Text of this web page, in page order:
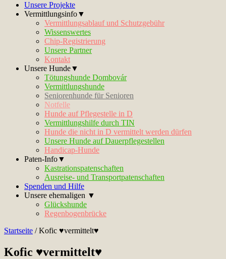
Unsere Projekte
Vermittlungsinfo▼
Vermittlungsablauf und Schutzgebühr
Wissenswertes
Chip-Registrierung
Unsere Partner
Kontakt
Unsere Hunde▼
Tötungshunde Dombovár
Vermittlungshunde
Seniorenhunde für Senioren
Notfelle
Hunde auf Pflegestelle in D
Vermittlungshilfe durch TIN
Hunde die nicht in D vermittelt werden dürfen
Unsere Hunde auf Dauerpflegestellen
Handicap-Hunde
Paten-Info▼
Kastrationspatenschaften
Ausreise- und Transportpatenschaften
Spenden und Hilfe
Unsere ehemaligen ▼
Glückshunde
Regenbogenbrücke
Startseite /Kofic ♥vermittelt♥
Kofic ♥vermittelt♥